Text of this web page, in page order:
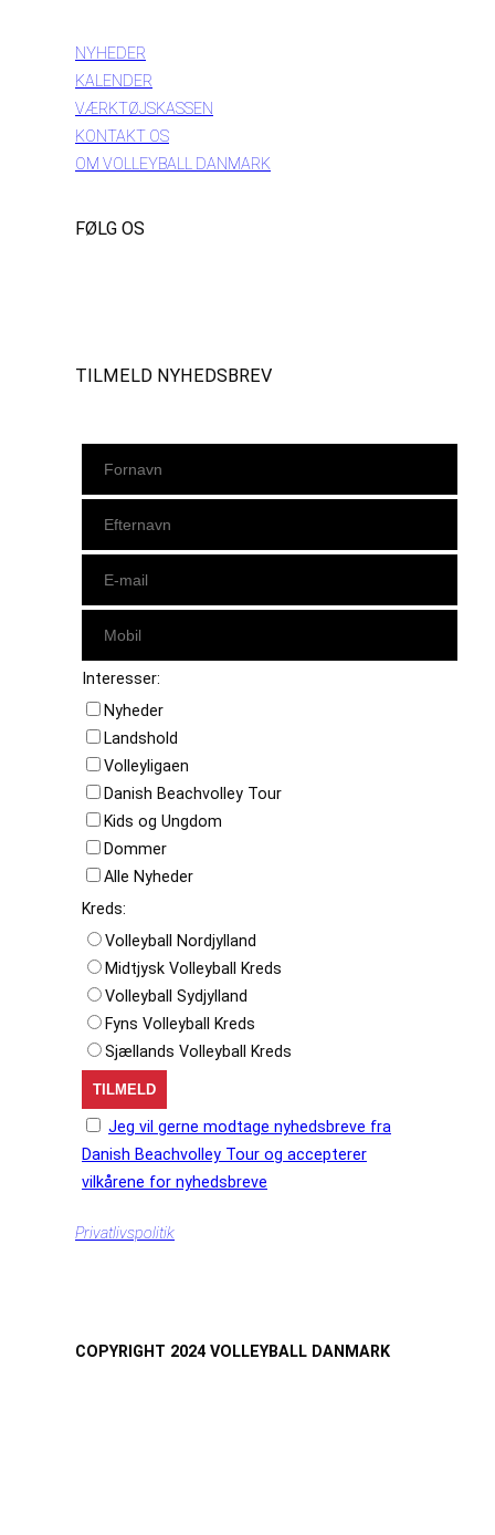
NYHEDER
KALENDER
VÆRKTØJSKASSEN
KONTAKT OS
OM VOLLEYBALL DANMARK
FØLG OS
TILMELD NYHEDSBREV
Interesser:
Nyheder
Landshold
Volleyligaen
Danish Beachvolley Tour
Kids og Ungdom
Dommer
Alle Nyheder
Kreds:
Volleyball Nordjylland
Midtjysk Volleyball Kreds
Volleyball Sydjylland
Fyns Volleyball Kreds
Sjællands Volleyball Kreds
Jeg vil gerne modtage nyhedsbreve fra
Danish Beachvolley Tour og accepterer
vilkårene for nyhedsbreve
Privatlivspolitik
COPYRIGHT 2024 VOLLEYBALL DANMARK